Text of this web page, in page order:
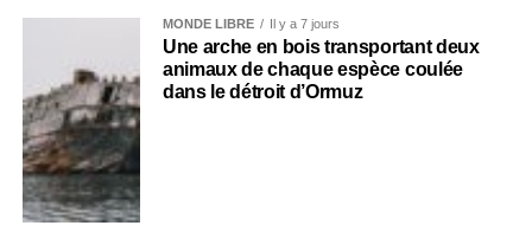
MONDE LIBRE Il y a 7 jours
Une arche en bois transportant deux
animaux de chaque espèce coulée
dans le détroit d’Ormuz